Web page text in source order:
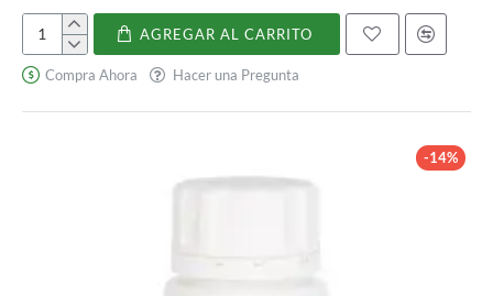
Mico-
Polypor
AGREGAR AL CARRITO
Compra Ahora Hacer una Pregunta
-14%